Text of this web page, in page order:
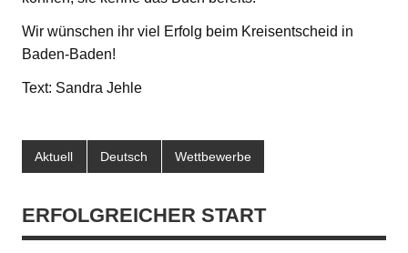
Wir wünschen ihr viel Erfolg beim Kreisentscheid in
Baden-Baden!
Text: Sandra Jehle
Aktuell Deutsch Wettbewerbe
ERFOLGREICHER START